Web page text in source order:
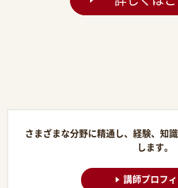
さまざまな分野に精通し、経験、知
します。
講師プロフ